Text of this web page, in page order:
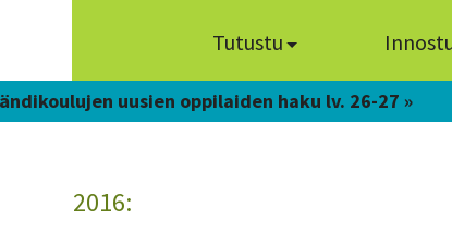
Tutustu
uusien oppilaiden haku lv. 26-27 »
2016: